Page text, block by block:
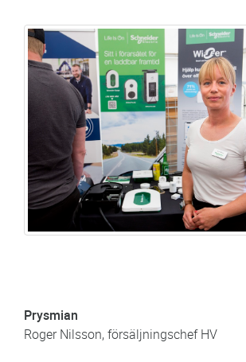
Prysmian
Roger Nilsson, försäljningschef HV